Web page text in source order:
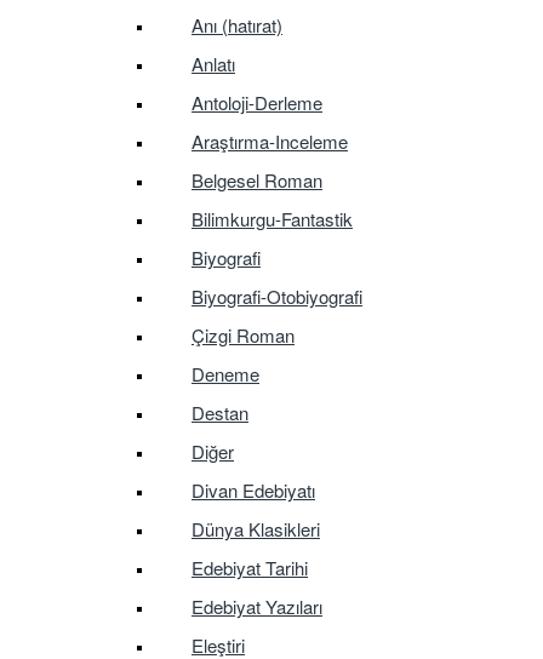
Anı (hatırat)
Anlatı
Antoloji-Derleme
Araştırma-Inceleme
Belgesel Roman
Bilimkurgu-Fantastik
Biyografi
Biyografi-Otobiyografi
Çizgi Roman
Deneme
Destan
Diğer
Divan Edebiyatı
Dünya Klasikleri
Edebiyat Tarihi
Edebiyat Yazıları
Eleştiri